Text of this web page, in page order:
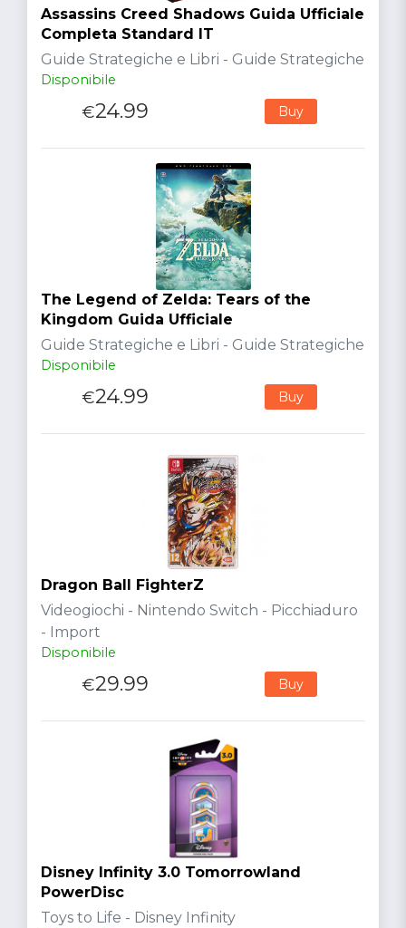
Assassins Creed Shadows Guida Ufficiale
Completa Standard IT
Guide Strategiche e Libri - Guide Strategiche
Disponibile
€24.99 Buy
The Legend of Zelda: Tears of the
Kingdom Guida Ufficiale
Guide Strategiche e Libri - Guide Strategiche
Disponibile
€24.99 Buy
Dragon Ball FighterZ
Videogiochi - Nintendo Switch - Picchiaduro
- Import
Disponibile
€29.99 Buy
Disney Infinity 3.0 Tomorrowland
PowerDisc
Toys to Life - Disney Infinity